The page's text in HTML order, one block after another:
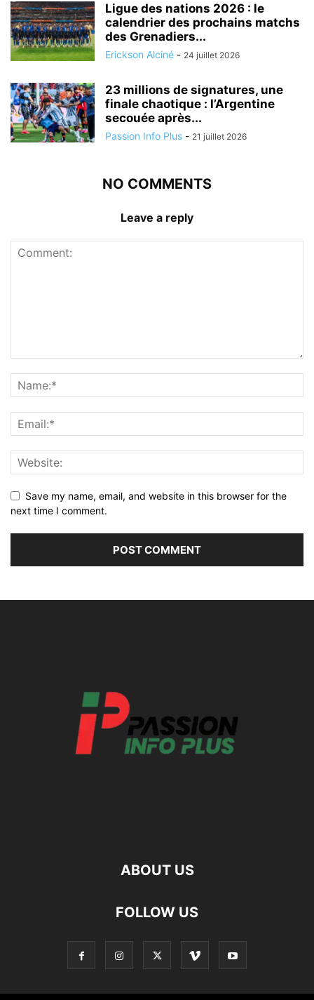
Ligue des nations 2026 : le
calendrier des prochains matchs
des Grenadiers...
Erickson Alciné - 24 juillet 2026
23 millions de signatures, une
finale chaotique : l’Argentine
secouée après...
Passion Info Plus - 21 juillet 2026
NO COMMENTS
Leave a reply
Save my name, email, and website in this browser for the
next time I comment.
ABOUT US
FOLLOW US